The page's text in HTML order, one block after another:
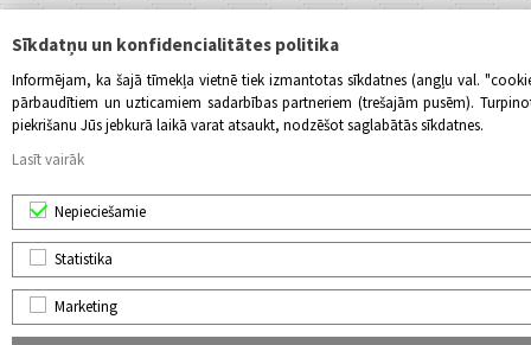
Sīkdatņu un konfidencialitātes politika
Informējam, ka šajā tīmekļa vietnē tiek izmantotas sīkdatnes (angļu val.
pārbaudītiem un uzticamiem sadarbības partneriem (trešajām pusēm).
piekrišanu Jūs jebkurā laikā varat atsaukt, nodzēšot saglabātās sīkdatnes.
Lasīt vairāk
Nepieciešamie
Statistika
Marketing